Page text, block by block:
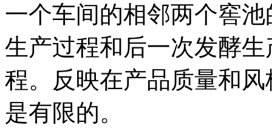
一个车间的相邻两个窖
生产过程和后一次发酵
程。反映在产品质量和
是有限的。